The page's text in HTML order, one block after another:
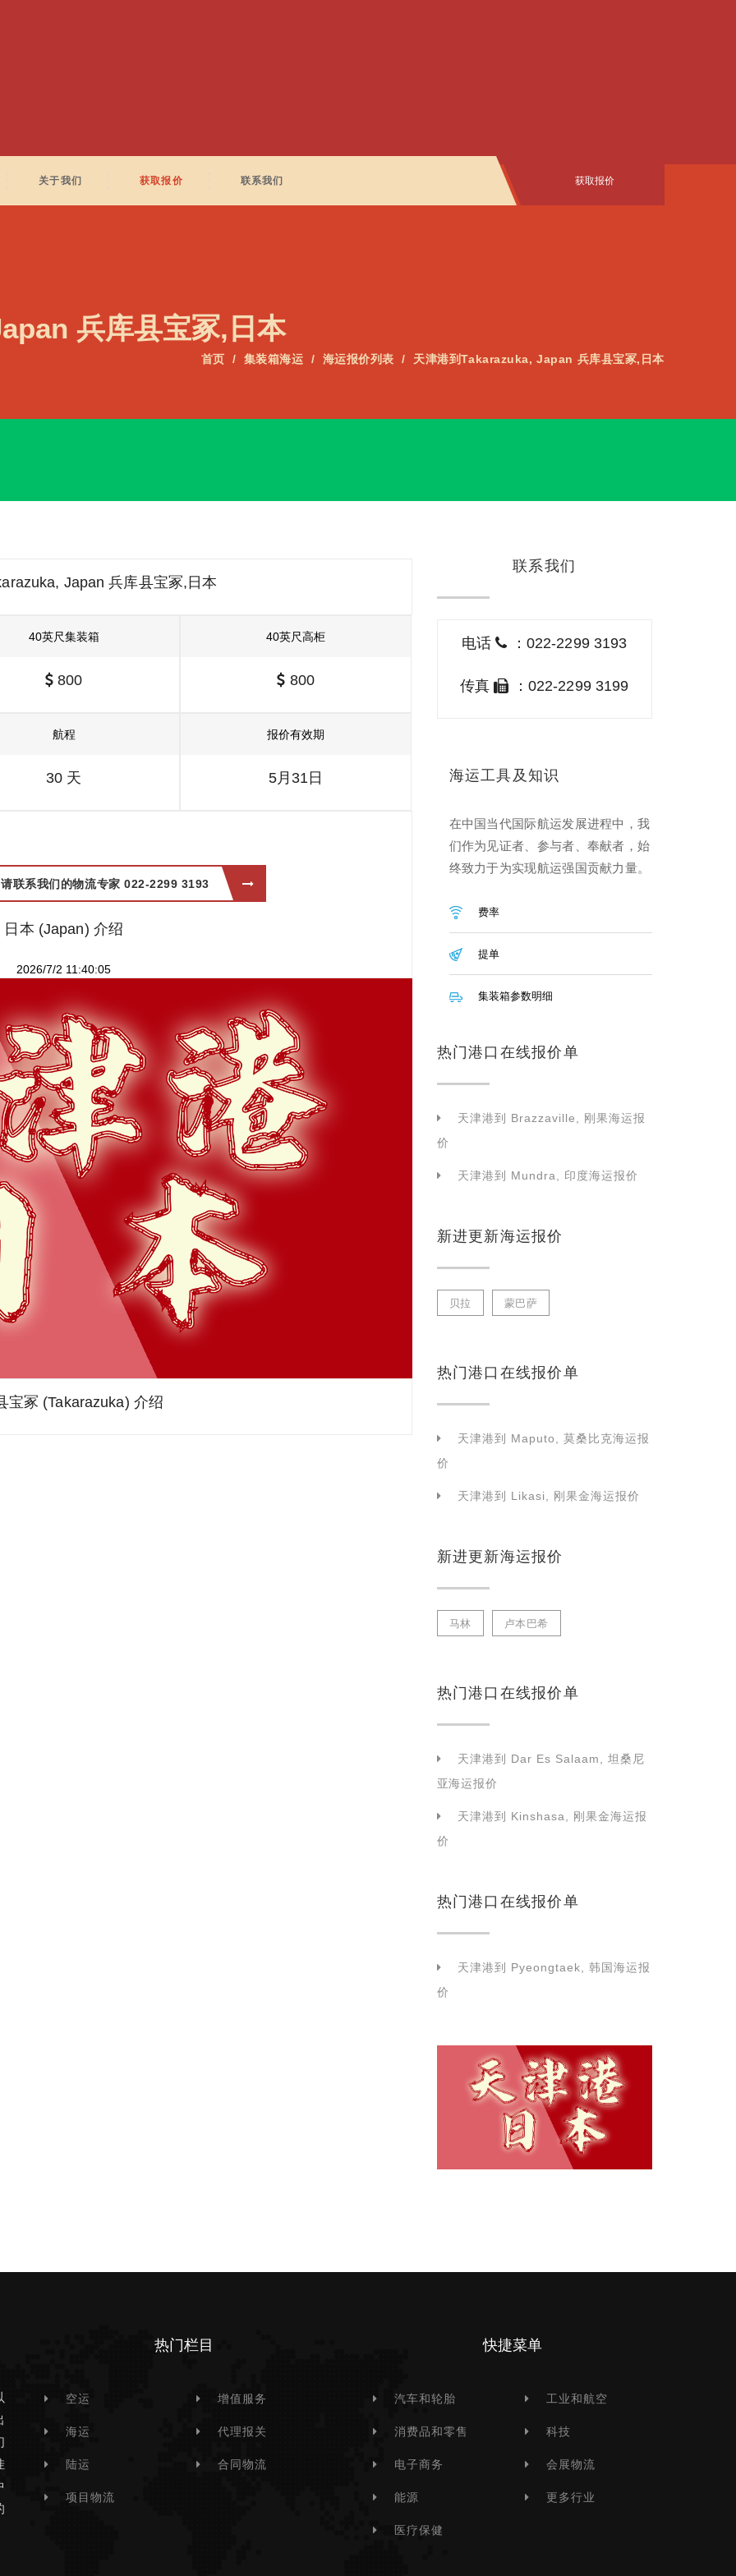
关于我们 获取报价 联系我们 获取报价
兵库县宝冢,日本
首页 集装箱海运 海运报价列表 天津港到Takarazuka, Japan 兵库县宝冢,日本
Japan 兵库县宝冢,日本
40英尺集装箱
800
40英尺高柜
800
航程
30 天
报价有效期
5月31日
联系我们的物流专家 022-2299 3193
日本 (Japan) 介绍
2026/7/2 11:40:05
宝冢 (Takarazuka) 介绍
联系我们
电话 ：022-2299 3193
传真 ：022-2299 3199
海运工具及知识
在中国当代国际航运发展进程中，我
们作为见证者、参与者、奉献者，始
终致力于为实现航运强国贡献力量。
费率
提单
集装箱参数明细
热门港口在线报价单
天津港到 Brazzaville, 刚果海运报
价
天津港到 Mundra, 印度海运报价
新进更新海运报价
贝拉 蒙巴萨
热门港口在线报价单
天津港到 Maputo, 莫桑比克海运报
价
天津港到 Likasi, 刚果金海运报价
新进更新海运报价
马林 卢本巴希
热门港口在线报价单
天津港到 Dar Es Salaam, 坦桑尼
亚海运报价
天津港到 Kinshasa, 刚果金海运报
价
热门港口在线报价单
天津港到 Pyeongtaek, 韩国海运报
价
热门栏目
空运
海运
陆运
项目物流
增值服务
代理报关
合同物流
快捷菜单
汽车和轮胎
消费品和零售
电子商务
能源
医疗保健
工业和航空
科技
会展物流
更多行业